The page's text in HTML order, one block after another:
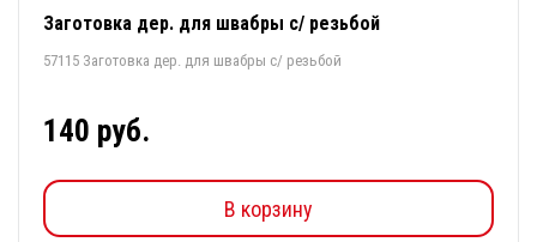
Заготовка дер. для швабры с/ резьбой
57115 Заготовка дер. для швабры с/ резьбой
140 руб.
В корзину